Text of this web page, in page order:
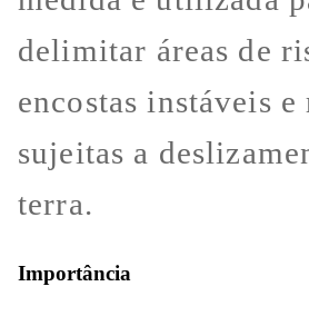
delimitar áreas de
encostas instáveis e
sujeitas a
terra.
Importância